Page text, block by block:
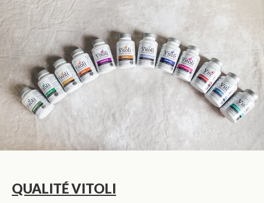
QUALITÉ VITOLI